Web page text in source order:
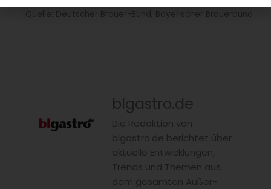
Quelle: Deutscher Brauer-Bund, Bayerischer Brauerbund
blgastro.de
Die Redaktion von
blgastro.de berichtet über
aktuelle Entwicklungen,
Trends und Themen aus
dem gesamten Außer-